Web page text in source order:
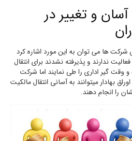
و تغییر در
شرکت ها می توان به این مورد اشاره کرد
ندارند و پذیرفته نشدند برای انتقال
و وقت گیر اداری را طی نمایند اما شرکت
بهادار میتوانند به آسانی انتقال مالکیت
را انجام دهند.